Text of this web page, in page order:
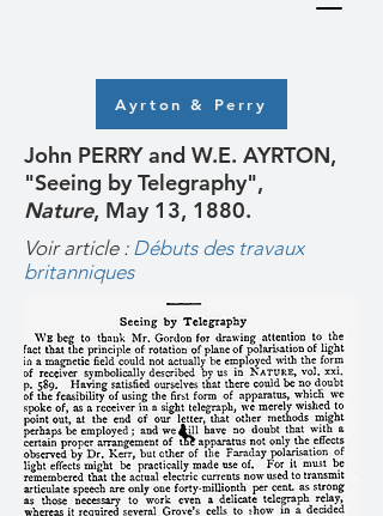
Ayrton & Perry
John PERRY and W.E. AYRTON,
"Seeing by Telegraphy",
Nature, May 13, 1880.
Voir article : Débuts des travaux
britanniques